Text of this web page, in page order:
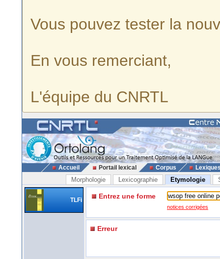
Vous pouvez tester la
En vous remerciant,
L'équipe du CNRTL
Accueil Portail lexical Corpus
Morphologie Lexicographie Etymologie
TLFi Entrez une forme
notices corrigées
Erreur